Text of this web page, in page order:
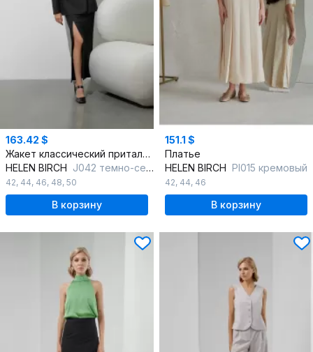
163.42 $
Жакет классический приталенный из костюмной ткани с подкладкой
HELEN BIRCH J042 темно-серый
42, 44, 46, 48, 50
В корзину
151.1 $
Платье
HELEN BIRCH Pl015 кремовый
42, 44, 46
В корзину